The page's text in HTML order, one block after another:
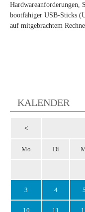
Hardwareanforderungen,
bootfähiger USB-Sticks
auf mitgebrachtem
KALENDER
<
Mo Di
3 4 5
10 11